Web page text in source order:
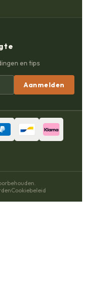
en tips
Aanmelden
Cookiebeleid